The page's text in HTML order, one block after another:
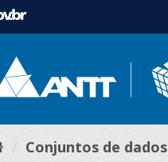
Conjuntos de dados